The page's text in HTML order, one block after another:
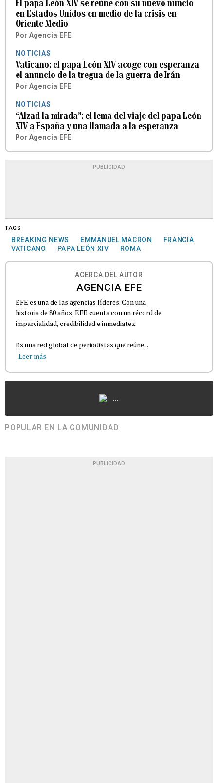
El papa León XIV se reúne con su nuevo nuncio
en Estados Unidos en medio de la crisis en
Oriente Medio
Por Agencia EFE
NOTICIAS
Vaticano: el papa León XIV acoge con esperanza
el anuncio de la tregua de la guerra de Irán
Por Agencia EFE
NOTICIAS
“Alzad la mirada”: el lema del viaje del papa León
XIV a España y una llamada a la esperanza
Por Agencia EFE
PUBLICIDAD
TAGS
BREAKING NEWS EMMANUEL MACRON
FRANCIA
VATICANO
PAPA LEÓN XIV ROMA
ACERCA DEL AUTOR
AGENCIA EFE
EFE es una de las agencias líderes. Con una
historia de 80 años, EFE cuenta con un récord de
imparcialidad, credibilidad e inmediatez.
Es una red global de periodistas que reúne...
Leer más
...
POPULAR EN LA COMUNIDAD
PUBLICIDAD